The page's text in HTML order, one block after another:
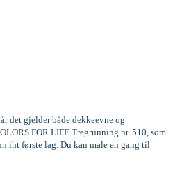
det gjelder både dekkeevne og
FOR LIFE Tregrunning nr. 510, som
iht første lag. Du kan male en gang til